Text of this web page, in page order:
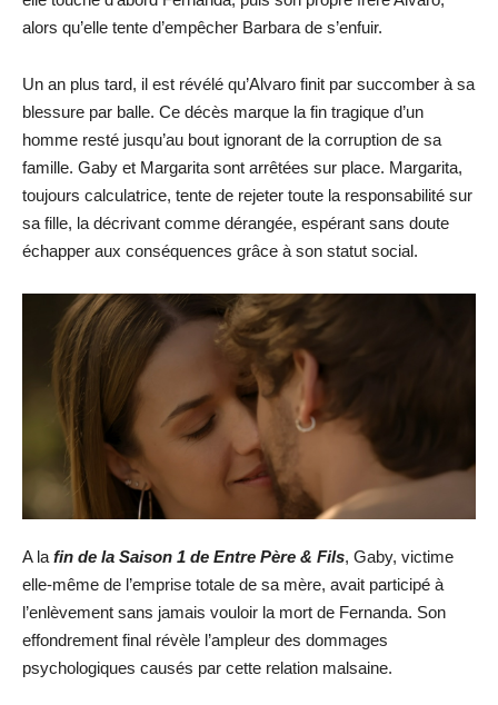
alors qu’elle tente d’empêcher Barbara de s’enfuir.
Un an plus tard, il est révélé qu’Alvaro finit par succomber à sa
blessure par balle. Ce décès marque la fin tragique d’un
homme resté jusqu’au bout ignorant de la corruption de sa
famille. Gaby et Margarita sont arrêtées sur place. Margarita,
toujours calculatrice, tente de rejeter toute la responsabilité sur
sa fille, la décrivant comme dérangée, espérant sans doute
échapper aux conséquences grâce à son statut social.
A la fin de la Saison 1 de Entre Père & Fils, Gaby, victime
elle-même de l’emprise totale de sa mère, avait participé à
l’enlèvement sans jamais vouloir la mort de Fernanda. Son
effondrement final révèle l’ampleur des dommages
psychologiques causés par cette relation malsaine.